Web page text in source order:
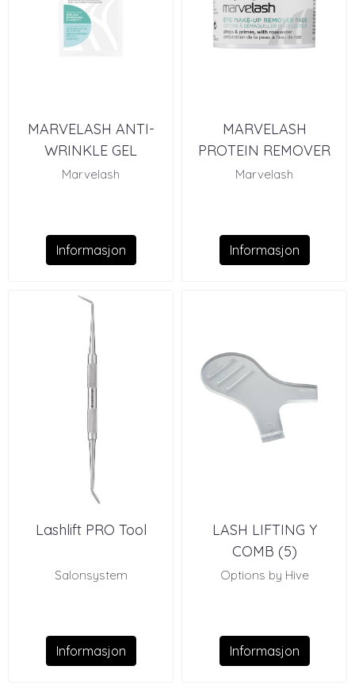
MARVELASH ANTI-
WRINKLE GEL
PATCHES (10)
Marvelash
Informasjon
MARVELASH
PROTEIN REMOVER
PADS (75)
Marvelash
Informasjon
Lashlift PRO Tool
Salonsystem
Informasjon
LASH LIFTING Y
COMB (5)
Options by Hive
Informasjon